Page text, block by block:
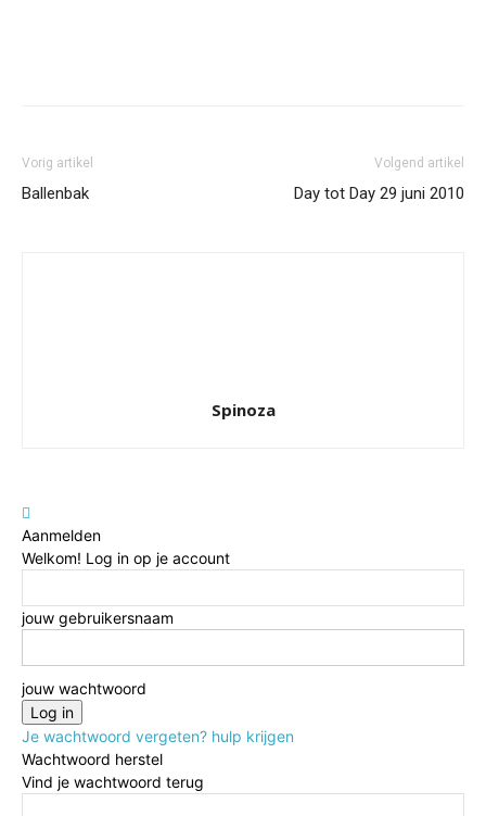
Vorig artikel
Ballenbak
Volgend artikel
Day tot Day 29 juni 2010
Spinoza
Aanmelden
Welkom! Log in op je account
jouw gebruikersnaam
jouw wachtwoord
Je wachtwoord vergeten? hulp krijgen
Wachtwoord herstel
Vind je wachtwoord terug